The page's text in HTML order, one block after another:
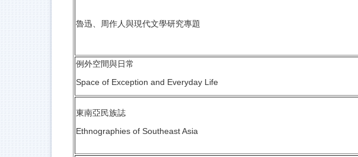
魯迅、周作人與現代文學研究專題
例外空間與日常
Space of Exception and Everyday Life
東南亞民族誌
Ethnographies of Southeast Asia